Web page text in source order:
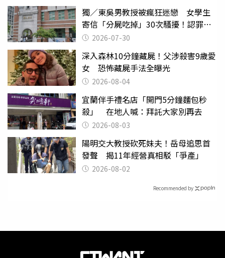
獨／東吳男教授被瘋狂迷戀 女學生
寄信「分屍吃掉」30次騷擾！認罪免
關 2026-07-30
深入森林10分鐘藏屍！父涉殺害9歲愛
女 恐怖藏屍手法全曝光
2026-08-04
宜蘭伴手禮名店「開門5分鐘麵包秒
殺」 在地人喊：拜託大家別再去
2026-08-03
陽明交大教授砍死妹夫！岳母追思首
發聲 揭11年經營真相駁「爭產」
2026-08-02
Recommended by